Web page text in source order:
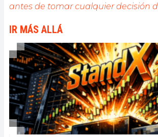
antes de tomar cualquier decisión
IR MÁS ALLÁ